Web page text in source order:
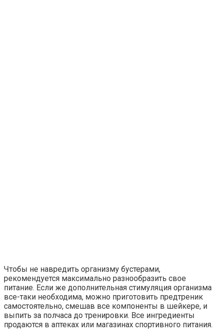
Чтобы не навредить организму бустерами,
рекомендуется максимально разнообразить свое
питание. Если же дополнительная стимуляция организма
все-таки необходима, можно приготовить предтреник
самостоятельно, смешав все компоненты в шейкере, и
выпить за полчаса до тренировки. Все ингредиенты
продаются в аптеках или магазинах спортивного питания.